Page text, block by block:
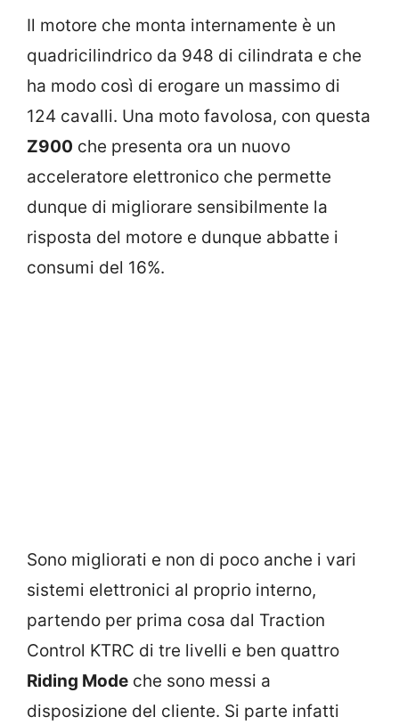
Il motore che monta internamente è un
quadricilindrico da 948 di cilindrata e che
ha modo così di erogare un massimo di
124 cavalli. Una moto favolosa, con questa
Z900 che presenta ora un nuovo
acceleratore elettronico che permette
dunque di migliorare sensibilmente la
risposta del motore e dunque abbatte i
consumi del 16%.
Sono migliorati e non di poco anche i vari
sistemi elettronici al proprio interno,
partendo per prima cosa dal Traction
Control KTRC di tre livelli e ben quattro
Riding Mode che sono messi a
disposizione del cliente. Si parte infatti